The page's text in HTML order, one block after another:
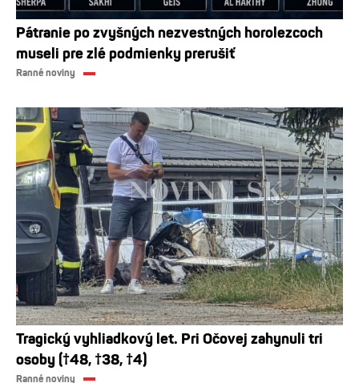
Pátranie po zvyšných nezvestných horolezcoch
museli pre zlé podmienky prerušiť
Ranné noviny
Tragický vyhliadkový let. Pri Očovej zahynuli tri
osoby (†48, †38, †4)
Ranné noviny